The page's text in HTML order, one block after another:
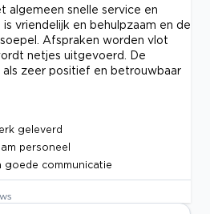
algemeen snelle service en
vriendelijk en behulpzaam en de
Afspraken worden vlot
netjes uitgevoerd. De
zeer positief en betrouwbaar
geleverd
personeel
goede communicatie